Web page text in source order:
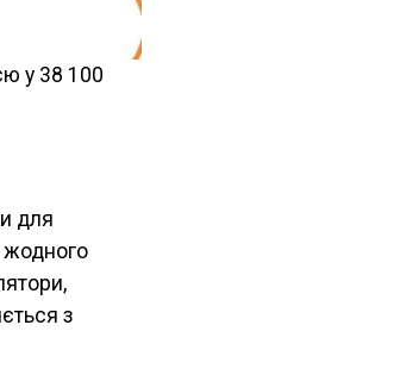
у 38 100
для
жодного
з